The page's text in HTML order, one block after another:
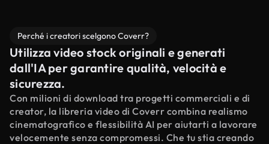
Perché i creatori scelgono Coverr?
Utilizza video stock originali e generati
dall'IA per garantire qualità, velocità e
sicurezza.
Con milioni di download tra progetti commerciali e di
creator, la libreria video di Coverr combina realismo
cinematografico e flessibilità AI per aiutarti a lavorare
velocemente senza compromessi. Che tu stia creando